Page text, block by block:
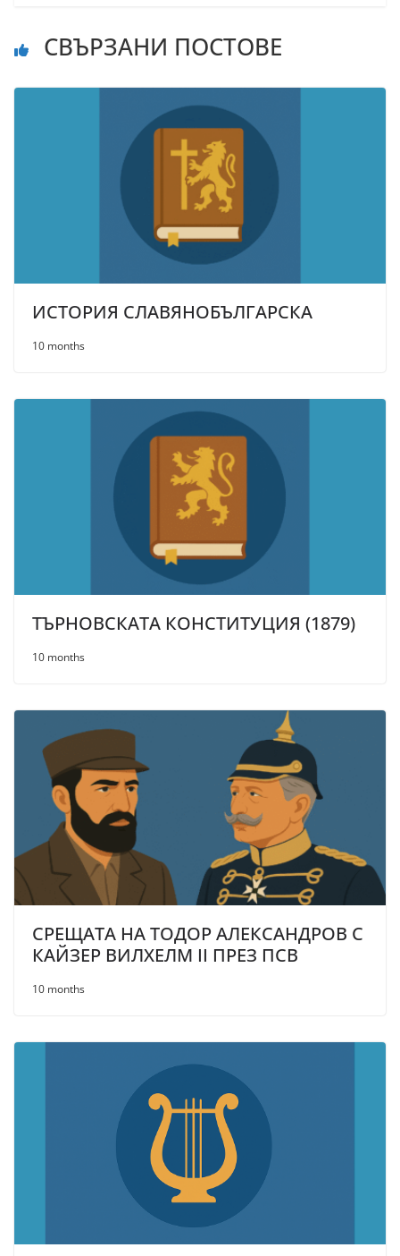
СВЪРЗАНИ ПОСТОВЕ
ИСТОРИЯ СЛАВЯНОБЪЛГАРСКА
10 months
ТЪРНОВСКАТА КОНСТИТУЦИЯ (1879)
10 months
СРЕЩАТА НА ТОДОР АЛЕКСАНДРОВ С
КАЙЗЕР ВИЛХЕЛМ II ПРЕЗ ПСВ
10 months